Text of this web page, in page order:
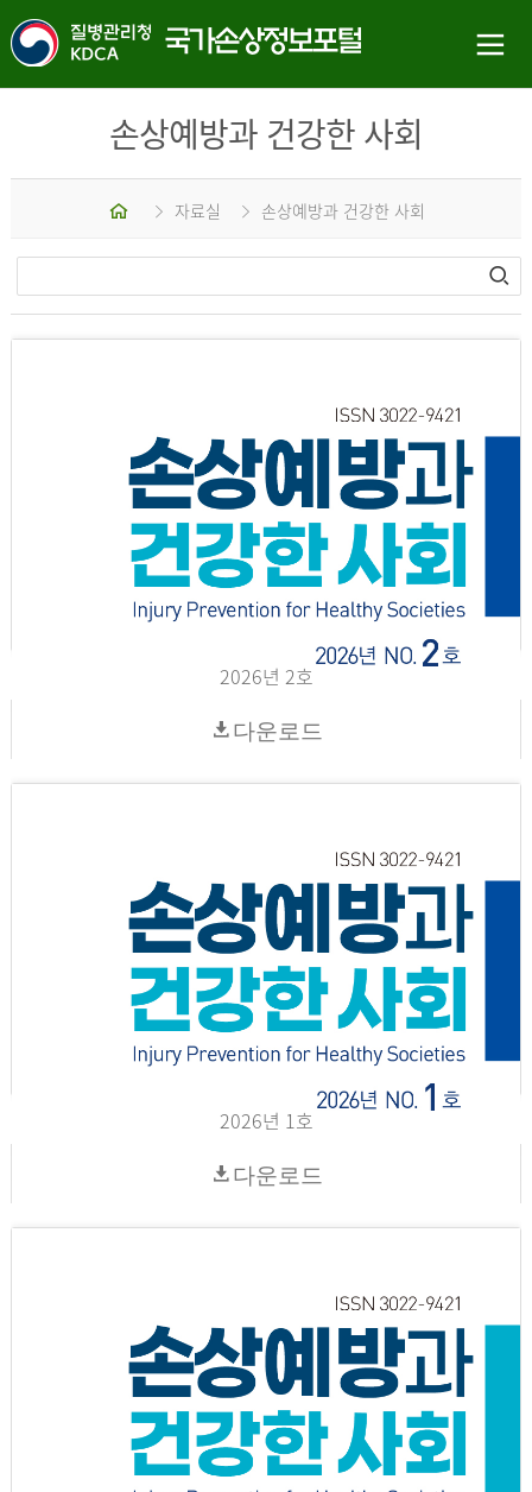
손상예방과 건강한 사회
홈 자료실 손상예방과 건강한 사회
2026년 2호
다운로드
2026년 1호
다운로드